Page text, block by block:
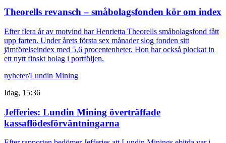
Theorells revansch – småbolagsfonden kör om index
Efter flera år av motvind har Henrietta Theorells småbolagsfond fått
upp farten. Under årets första sex månader slog fonden sitt
jämförelseindex med 5,6 procentenheter. Hon har också plockat in
ett nytt finskt bolag i portföljen.
nyheter/Lundin Mining
Idag, 15:36
Jefferies: Lundin Mining överträffade
kassaflödesförväntningarna